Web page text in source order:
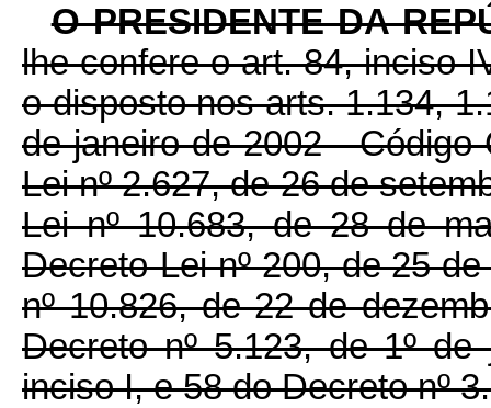
O PRESIDENTE DA
lhe confere o art. 84, inciso
o disposto nos arts. 1.134,
de janeiro de 2002 -
Lei nº 2.627, de 26 de
Lei nº 10.683, de 28 de
Decreto-Lei nº 200, de 25
nº 10.826, de 22 de
Decreto nº 5.123, de 1º
inciso I, e 58 do Decreto nº